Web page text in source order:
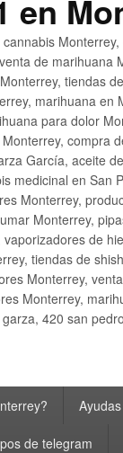
en
de
tiendas
marihuana
para dolor
compra
García, aceite
medicinal en San
Monterrey,
Monterrey,
de
tiendas de
Monterrey,
Monterrey,
420 san
de telegram